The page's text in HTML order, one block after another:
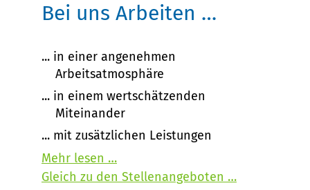
Bei uns Arbeiten …
in einer angenehmen
Arbeitsatmosphäre
in einem wertschätzenden
Miteinander
mit zusätzlichen Leistungen
Mehr lesen …
Gleich zu den Stellenangeboten …